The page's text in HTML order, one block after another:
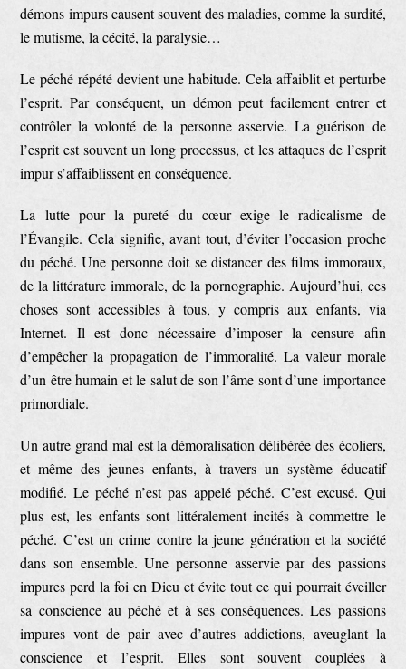
démons impurs causent souvent des maladies, comme la surdité,
le mutisme, la cécité, la paralysie…
Le péché répété devient une habitude. Cela affaiblit et perturbe
l’esprit. Par conséquent, un démon peut facilement entrer et
contrôler la volonté de la personne asservie. La guérison de
l’esprit est souvent un long processus, et les attaques de l’esprit
impur s’affaiblissent en conséquence.
La lutte pour la pureté du cœur exige le radicalisme de
l’Évangile. Cela signifie, avant tout, d’éviter l’occasion proche
du péché. Une personne doit se distancer des films immoraux,
de la littérature immorale, de la pornographie. Aujourd’hui, ces
choses sont accessibles à tous, y compris aux enfants, via
Internet. Il est donc nécessaire d’imposer la censure afin
d’empêcher la propagation de l’immoralité. La valeur morale
d’un être humain et le salut de son l’âme sont d’une importance
primordiale.
Un autre grand mal est la démoralisation délibérée des écoliers,
et même des jeunes enfants, à travers un système éducatif
modifié. Le péché n’est pas appelé péché. C’est excusé. Qui
plus est, les enfants sont littéralement incités à commettre le
péché. C’est un crime contre la jeune génération et la société
dans son ensemble. Une personne asservie par des passions
impures perd la foi en Dieu et évite tout ce qui pourrait éveiller
sa conscience au péché et à ses conséquences. Les passions
impures vont de pair avec d’autres addictions, aveuglant la
conscience et l’esprit. Elles sont souvent couplées à